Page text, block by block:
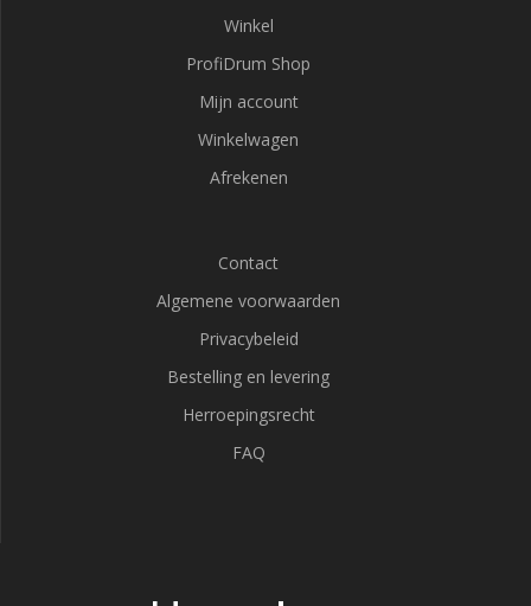
Winkel
ProfiDrum Shop
Mijn account
Winkelwagen
Afrekenen
Contact
Algemene voorwaarden
Privacybeleid
Bestelling en levering
Herroepingsrecht
FAQ